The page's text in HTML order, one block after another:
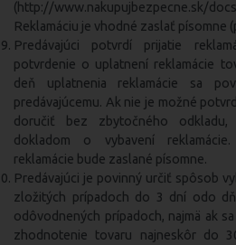
(http://www.nakupujbezpecne.sk/
Reklamáciu je vhodné zaslať písomne
Predávajúci potvrdí prijatie
potvrdenie o uplatnení reklamácie
deň uplatnenia reklamácie sa
predávajúcemu. Ak nie je možné
doručiť bez zbytočného
dokladom o vybavení
reklamácie bude zaslané písomne.
Predávajúci je povinný určiť spôsob
zložitých prípadoch do 3 dní odo
odôvodnených prípadoch, najmä ak
zhodnotenie tovaru najneskôr do